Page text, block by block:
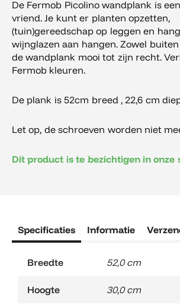
De Fermob Picolino wandplank is
vriend. Je kunt er planten opzetten,
(tuin)gereedschap op leggen en
wijnglazen aan hangen. Zowel
de wandplank mooi tot zijn recht.
Fermob kleuren.
De plank is 52cm breed , 22,6 cm
Let op, de schroeven worden niet
Dit product is te bezichtigen in onze
Specificaties Informatie
Breedte 52,0 cm
Hoogte 30,0 cm